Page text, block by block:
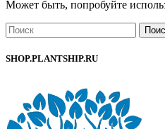
Может быть, попробуйте
SHOP.PLANTSHIP.RU